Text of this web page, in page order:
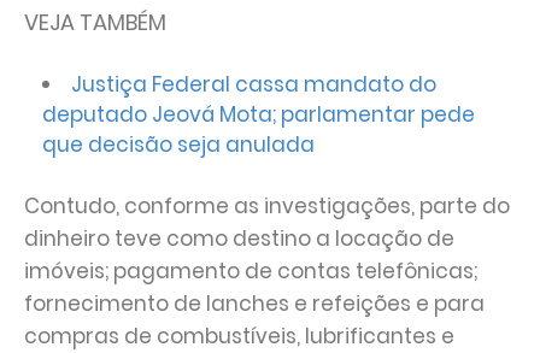
VEJA TAMBÉM
Justiça Federal cassa mandato do
deputado Jeová Mota; parlamentar pede
que decisão seja anulada
Contudo, conforme as investigações, parte do
dinheiro teve como destino a locação de
imóveis; pagamento de contas telefônicas;
fornecimento de lanches e refeições e para
compras de combustíveis, lubrificantes e